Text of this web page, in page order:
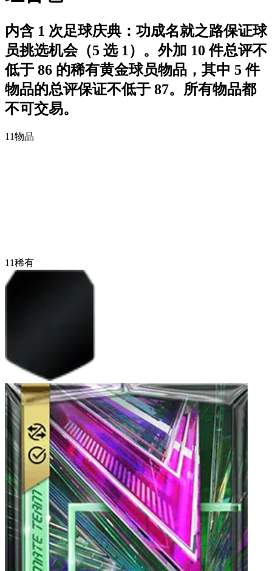
内含 1 次足球庆典：功成名就之路保证球
员挑选机会（5 选 1）。外加 10 件总评不
低于 86 的稀有黄金球员物品，其中 5 件
物品的总评保证不低于 87。所有物品都
不可交易。
11物品
11稀有